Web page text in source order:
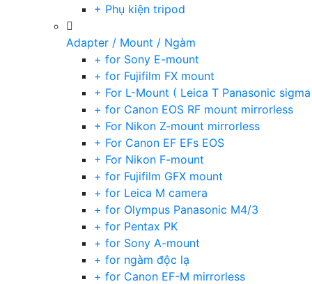
+ Phụ kiện tripod
Adapter / Mount / Ngàm
+ for Sony E-mount
+ for Fujifilm FX mount
+ For L-Mount ( Leica T Panasonic
+ for Canon EOS RF mount mirrorless
+ For Nikon Z-mount mirrorless
+ For Canon EF EFs EOS
+ For Nikon F-mount
+ for Fujifilm GFX mount
+ for Leica M camera
+ for Olympus Panasonic M4/3
+ for Pentax PK
+ for Sony A-mount
+ for ngàm độc lạ
+ for Canon EF-M mirrorless